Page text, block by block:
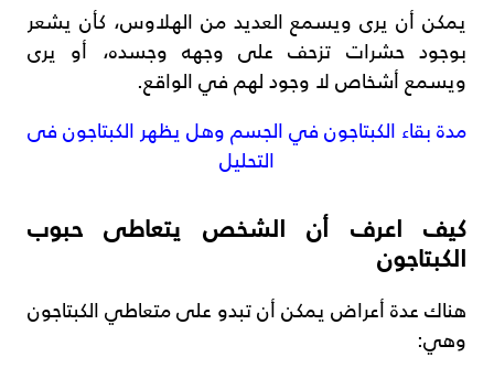
يمكن أن يرى ويسمع العديد من الهلاوس، كأن يشعر
بوجود حشرات تزحف على وجهه وجسده، أو يرى
ويسمع أشخاص لا وجود لهم في الواقع.
مدة بقاء الكبتاجون في الجسم وهل يظهر الكبتاجون فى
التحليل
كيف اعرف أن الشخص يتعاطى حبوب
الكبتاجون
هناك عدة أعراض يمكن أن تبدو على متعاطي الكبتاجون
وهي: